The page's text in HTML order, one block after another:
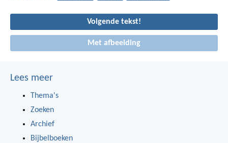
Volgende tekst!
Met afbeelding
Lees meer
Thema's
Zoeken
Archief
Bijbelboeken